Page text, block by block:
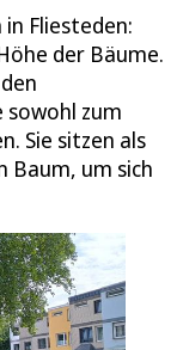
Fliesteden:
der Bäume.
sowohl zum
Sie sitzen als
Baum, um sich